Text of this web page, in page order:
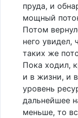
пруда, и
мощный
Потом
него увидел,
таких же
Пока ходил,
и в жизни, и
уровень
дальнейшее
меньше, то